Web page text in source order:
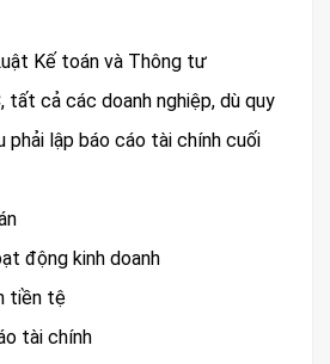
Kế toán và Thông tư
cả các doanh nghiệp, dù quy
phải lập báo cáo tài chính cuối
động kinh doanh
tiền tệ
tài chính